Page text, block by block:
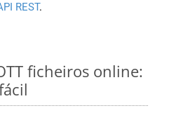
REST.
ficheiros online: